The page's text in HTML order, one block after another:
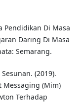
Pendidikan Di Masa
Daring Di Masa
Semarang.
(2019).
Messaging (Mim)
Terhadap